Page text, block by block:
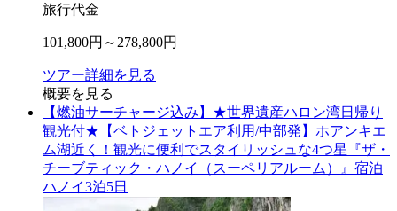
旅行代金
101,800円～ 278,800円
ツアー詳細を見る
概要を見る
【燃油サーチャージ込み】★世界遺産ハロン湾日帰り
観光付★【ベトジェットエア利用/中部発】ホアンキエ
ム湖近く！観光に便利でスタイリッシュな4つ星『ザ・
チーブティック・ハノイ（スーペリアルーム）』宿泊
ハノイ3泊5日